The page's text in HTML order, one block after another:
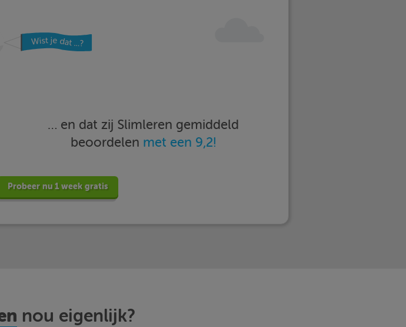
… en dat zij Slimleren gemiddeld
beoordelen met een 9,2!
Probeer nu 1 week gratis
nou eigenlijk?